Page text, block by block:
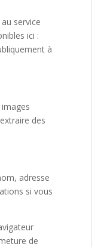
service
ici :
à
des
adresse
si vous
de